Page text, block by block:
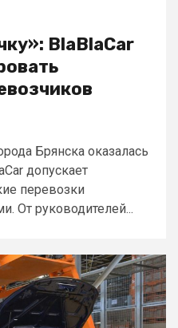
BlaBlaCar
Брянска оказалась
допускает
перевозки
От руководителей...